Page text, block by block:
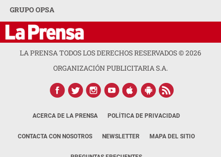
GRUPO OPSA
LA PRENSA TODOS LOS DERECHOS RESERVADOS ©2026
ORGANIZACIÓN PUBLICITARIA S.A.
ACERCA DE LA PRENSA POLÍTICA DE PRIVACIDAD
CONTACTA CON NOSOTROS NEWSLETTER MAPA DEL SITIO